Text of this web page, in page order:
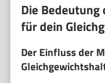
Die Bedeutung
für dein
Der Einfluss der